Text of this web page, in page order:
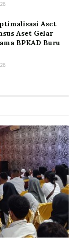
Aset
Aset Gelar
BPKAD Buru